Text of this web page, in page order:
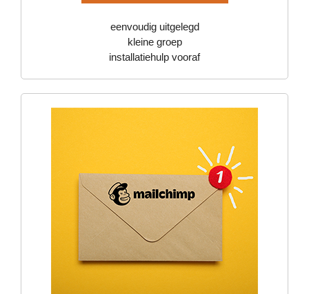
eenvoudig uitgelegd
kleine groep
installatiehulp vooraf